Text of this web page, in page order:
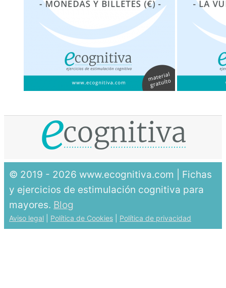
© 2019 - 2026 www.ecognitiva.com | Fichas
y ejercicios de estimulación cognitiva para
mayores. Blog
Aviso legal Política de Cookies Política de privacidad